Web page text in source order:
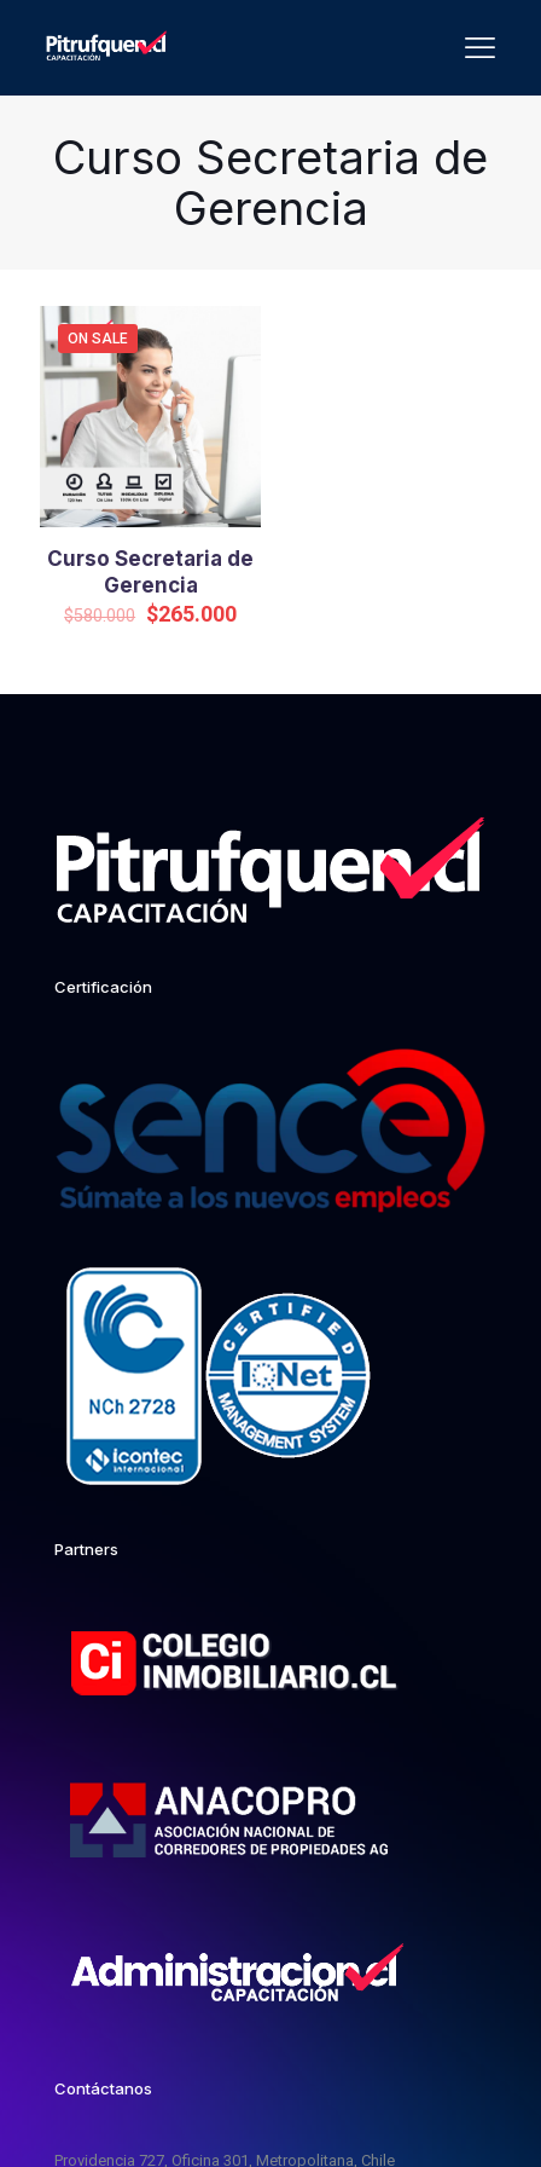
Curso Secretaria de
Gerencia
ON SALE
Curso Secretaria de
Gerencia
$580.000 Original
$265.000Current
Certificación
Partners
Contáctanos
Providencia 727, Oficina 301, Metropolitana, Chile